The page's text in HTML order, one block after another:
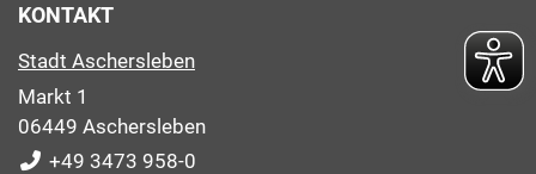
KONTAKT
Stadt Aschersleben
Markt 1
06449 Aschersleben
+49 3473 958-0